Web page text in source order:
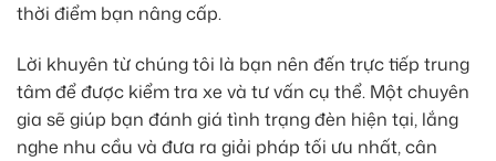
thời điểm bạn nâng cấp.
Lời khuyên từ chúng tôi là bạn nên đến trực tiếp trung
tâm để được kiểm tra xe và tư vấn cụ thể. Một chuyên
gia sẽ giúp bạn đánh giá tình trạng đèn hiện tại, lắng
nghe nhu cầu và đưa ra giải pháp tối ưu nhất, cân